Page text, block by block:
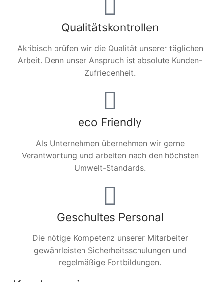
Qualitätskontrollen
Akribisch prüfen wir die Qualität unserer täglichen
Arbeit. Denn unser Anspruch ist absolute Kunden-
Zufriedenheit.
eco Friendly
Als Unternehmen übernehmen wir gerne
Verantwortung und arbeiten nach den höchsten
Umwelt-Standards.
Geschultes Personal
Die nötige Kompetenz unserer Mitarbeiter
gewährleisten Sicherheitsschulungen und
regelmäßige Fortbildungen.